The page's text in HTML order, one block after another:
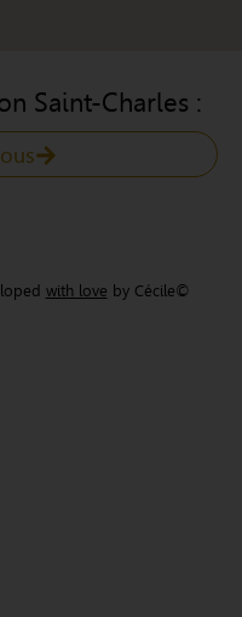
Saint-Charles :
with love by Cécile©